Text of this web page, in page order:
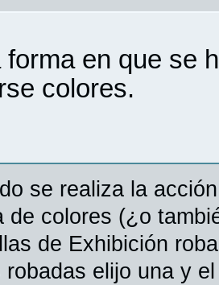
forma en que se
colores.
se realiza la
de colores (¿o
de Exhibición
robadas elijo una y